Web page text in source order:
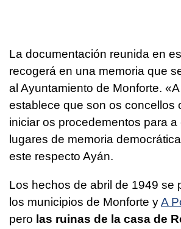
La documentación reunida en
recogerá en una memoria que
al Ayuntamiento de Monforte.
establece que son os concellos
iniciar os procedementos para
lugares de memoria
este respecto Ayán.
Los hechos de abril de 1949 se
los municipios de Monforte yA
pero las ruinas de la casa de